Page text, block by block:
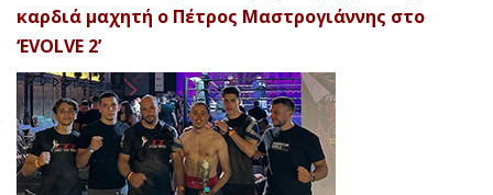
καρδιά μαχητή ο Πέτρος Μαστρογιάννης στο
‘EVOLVE 2’